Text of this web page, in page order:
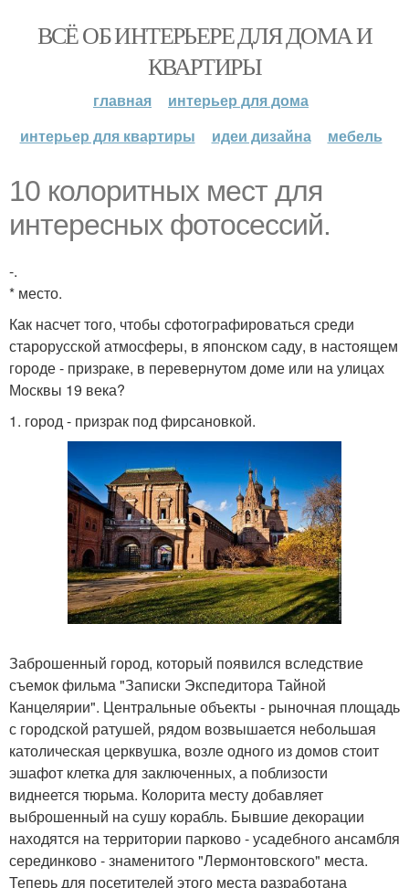
ВСЁ ОБ ИНТЕРЬЕРЕ ДЛЯ ДОМА И
КВАРТИРЫ
главная
интерьер для дома
интерьер для квартиры
идеи дизайна мебель
10 колоритных мест для
интересных фотосессий.
-.
* место.
Как насчет того, чтобы сфотографироваться среди
старорусской атмосферы, в японском саду, в настоящем
городе - призраке, в перевернутом доме или на улицах
Москвы 19 века?
1. город - призрак под фирсановкой.
Заброшенный город, который появился вследствие
съемок фильма "Записки Экспедитора Тайной
Канцелярии". Центральные объекты - рыночная площадь
с городской ратушей, рядом возвышается небольшая
католическая церквушка, возле одного из домов стоит
эшафот клетка для заключенных, а поблизости
виднеется тюрьма. Колорита месту добавляет
выброшенный на сушу корабль. Бывшие декорации
находятся на территории парково - усадебного ансамбля
серединково - знаменитого "Лермонтовского" места.
Теперь для посетителей этого места разработана